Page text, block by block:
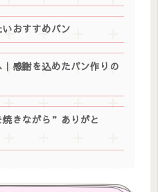
おすすめパン
感謝を込めたパン作りの
焼きながら”ありがと